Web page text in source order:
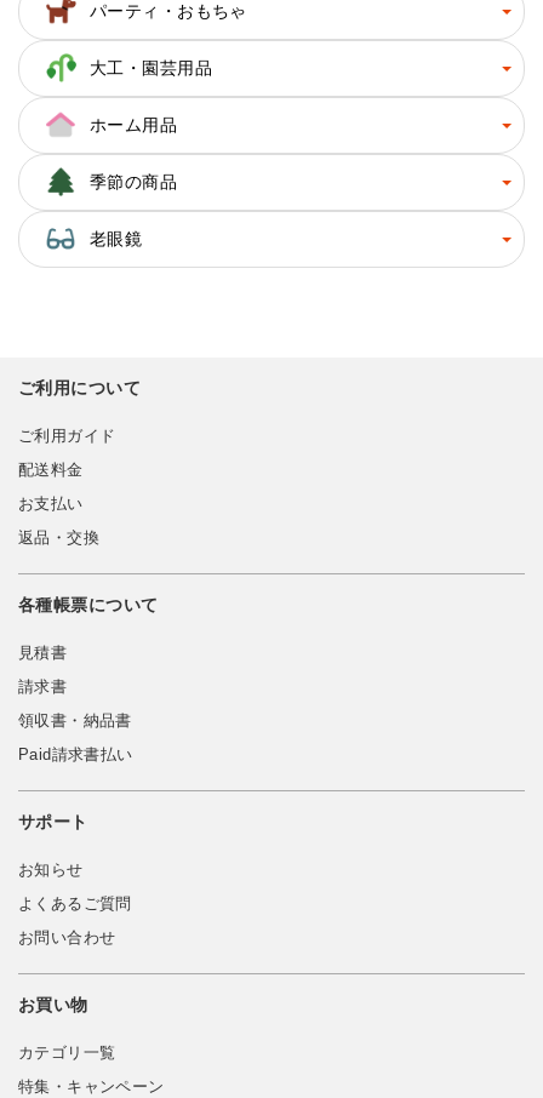
パーティ・おもちゃ
大工・園芸用品
ホーム用品
季節の商品
老眼鏡
ご利用について
ご利用ガイド
配送料金
お支払い
返品・交換
各種帳票について
見積書
請求書
領収書・納品書
Paid請求書払い
サポート
お知らせ
よくあるご質問
お問い合わせ
お買い物
カテゴリ一覧
特集・キャンペーン